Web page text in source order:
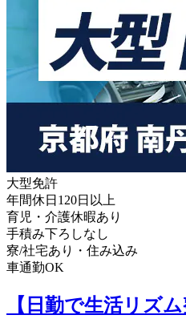
大型免許
年間休日120日以上
育児・介護休暇あり
手積み下ろしなし
寮/社宅あり・住み込み
車通勤OK
【日勤で生活リズ